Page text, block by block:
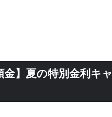
】夏の特別金利キャ